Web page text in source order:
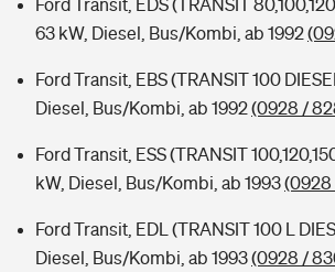
Ford Transit, EDS (TRANSIT
63 kW, Diesel, Bus/Kombi, ab 1992
Ford Transit, EBS (TRANSIT 100
Diesel, Bus/Kombi, ab 1992(0928 /
Ford Transit, ESS (TRANSIT
kW, Diesel, Bus/Kombi, ab 1993(0928
Ford Transit, EDL (TRANSIT 100 L
Diesel, Bus/Kombi, ab 1993(0928 /